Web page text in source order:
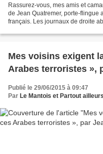
Rassurez-vous, mes amis et
de Jean Quatremer, porte-flingue
français. Les journaux de droite
Mes voisins exigent
Arabes terroristes »,
Publié le 29/06/2015 à 09:47
Par Le Mantois et Partout ailleurs